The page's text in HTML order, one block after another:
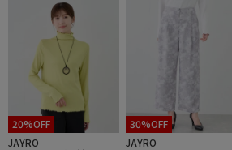
20%OFF
JAYRO
30%OFF
JAYRO